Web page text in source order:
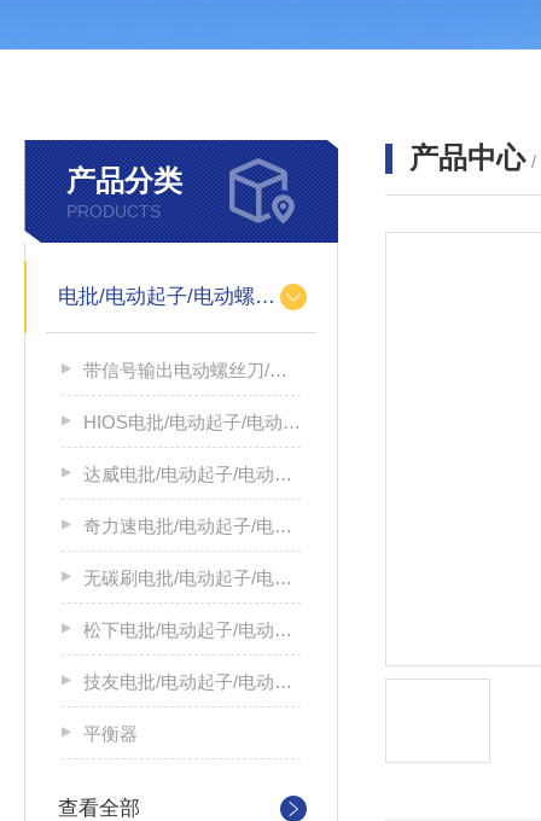
产品分类
PRODUCTS
电批/电动起子/电动螺丝刀
带信号输出电动螺丝刀/带信号输出电源
HIOS电批/电动起子/电动螺丝刀
达威电批/电动起子/电动螺丝刀
奇力速电批/电动起子/电动螺丝刀
无碳刷电批/电动起子/电动螺丝刀
松下电批/电动起子/电动螺丝刀
技友电批/电动起子/电动螺丝刀
平衡器
查看全部
产品中心 /